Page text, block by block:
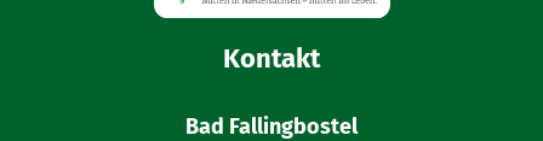
Kontakt
Bad Fallingbostel